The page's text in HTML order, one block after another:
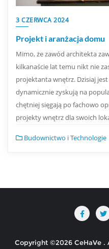
3 CZERWCA 2024
Projekt i aranżacja domu
Mimo, że zawód architekta
kilkanaście lat temu nikt nie
projektanta wnętrz. Dzisiaj
dynamicznie zyskują na
chętniej sięgają po fachowo
projekty wnętrz dla swoich
Budownictwo i Technologie
Copyright ©2026 CeHaVe .